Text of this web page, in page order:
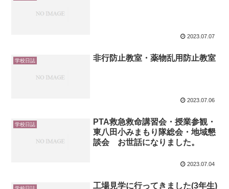
2023.07.07
学校日誌 非行防止教室・薬物乱用防止教室
2023.07.06
学校日誌
PTA救急救命講習会・授業参観・
東八田小みまもり隊総会・地域懇
談会 お世話になりました。
2023.07.04
工場見学に行ってきました(3年生)